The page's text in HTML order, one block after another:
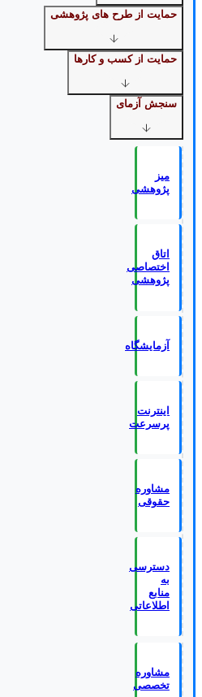
حمایت از طرح های پژوهشی
حمایت از کسب و کارها
سنجش آزمای
میز
پژوهشی
اتاق
اختصاصی
پژوهشی
آزمایشگاه
اینترنت
پرسرعت
مشاوره
حقوقی
دسترسی
به
منابع
اطلاعاتی
مشاوره
تخصصی